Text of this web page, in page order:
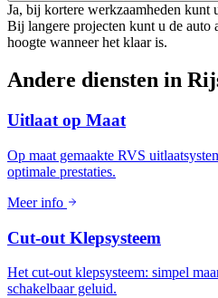
Ja, bij kortere werkzaamheden kunt
Bij langere projecten kunt u de auto
hoogte wanneer het klaar is.
Andere diensten in
Uitlaat op Maat
Op maat gemaakte RVS
optimale prestaties.
Meer info
Cut-out Klepsysteem
Het cut-out klepsysteem: simpel
schakelbaar geluid.